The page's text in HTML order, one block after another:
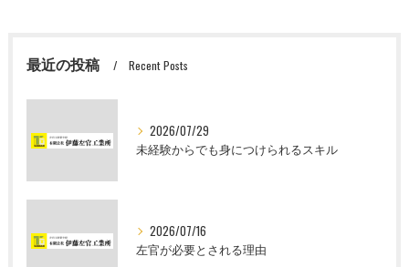
最近の投稿 Recent Posts
2026/07/29
未経験からでも身につけられるスキル
2026/07/16
左官が必要とされる理由